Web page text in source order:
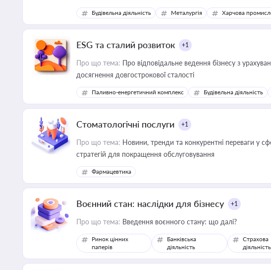
Будівельна діяльність Металургія Харчова
ESG та сталий розвиток +1
Про що тема: Про відповідальне ведення бізнесу з
досягнення довгострокової сталості
Паливно-енергетичний комплекс Будівельна діяльність
Стоматологічні послуги +1
Про що тема: Новини, тренди та конкурентні переваги у
стратегій для покращення обслуговування
Фармацевтика
Воєнний стан: наслідки для бізнесу +1
Про що тема: Введення воєнного стану: що далі?
Ринок цінних
паперів
Банківська
діяльність
Страхова
діяльність